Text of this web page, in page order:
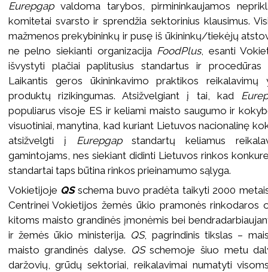
Eurepgapvaldoma tarybos, pirmininkaujamos
komitetai svarsto ir sprendžia sektorinius klausimus.
mažmenos prekybininkų ir pusę iš ūkininkų/tiekėjų
ne pelno siekianti organizacija FoodPlus, esanti
išvystyti plačiai paplitusius standartus ir
Laikantis geros ūkininkavimo praktikos reikalavimų
produktų rizikingumas. Atsižvelgiant į tai, kad
populiarus visoje ES ir keliami maisto saugumo ir
visuotiniai, manytina, kad kuriant Lietuvos nacionalinę
atsižvelgti į Eurepgapstandartų keliamus
gamintojams, nes siekiant didinti Lietuvos rinkos
standartai taps būtina rinkos prieinamumo sąlyga.
Vokietijoje QS schema buvo pradėta taikyti 2000
Centrinei Vokietijos žemės ūkio pramonės rinkodaros
kitoms maisto grandinės įmonėmis bei
ir žemės ūkio ministerija. QS, pagrindinis tikslas –
maisto grandinės dalyse. QSschemoje šiuo metu
daržovių, grūdų sektoriai, reikalavimai numatyti